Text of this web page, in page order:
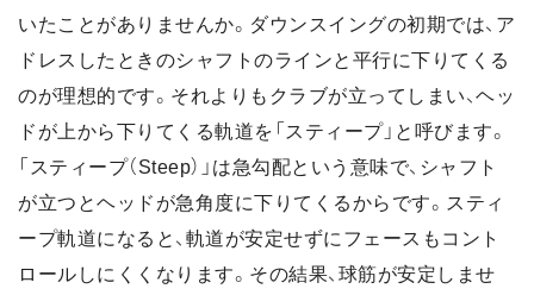
いたことがありませんか。ダウンスイングの初期では、ア
ドレスしたときのシャフトのラインと平行に下りてくる
のが理想的です。それよりもクラブが立ってしまい、ヘッ
ドが上から下りてくる軌道を「スティープ」と呼びます。
「スティープ（Steep）」は急勾配という意味で、シャフト
が立つとヘッドが急角度に下りてくるからです。スティ
ープ軌道になると、軌道が安定せずにフェースもコント
ロールしにくくなります。その結果、球筋が安定しませ